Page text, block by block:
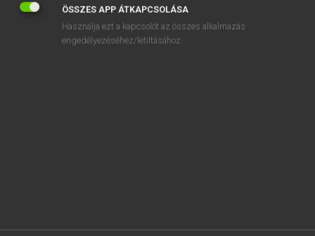
EGYÉNI FELHASZNÁLÓKNAK
IRATKOZZ FEL HÍRLEVELÜNKRE!
ÖSSZES APP ÁTKAPCSOLÁSA
Használja ezt a kapcsolót az összes alkalmazás
engedélyezéséhez/letiltásához.